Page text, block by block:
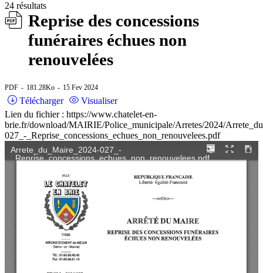
24 résultats
Reprise des concessions
funéraires échues non
renouvelées
PDF 181.28Ko 15 Fev 2024
Télécharger
Visualiser
Lien du fichier : https://www.chatelet-en-
brie.fr/download/MAIRIE/Police_municipale/Arretes/2024/
027_-_Reprise_concessions_echues_non_renouvelees.pdf